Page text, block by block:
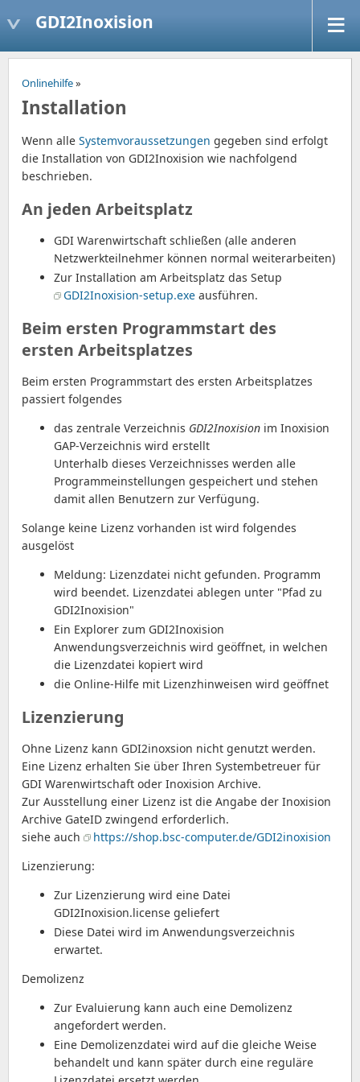
GDI2Inoxision
Onlinehilfe»
Installation
Wenn alle Systemvoraussetzungen gegeben sind erfolgt
die Installation von GDI2Inoxision wie nachfolgend
beschrieben.
An jeden Arbeitsplatz
GDI Warenwirtschaft schließen (alle anderen
Netzwerkteilnehmer können normal weiterarbeiten)
Zur Installation am Arbeitsplatz das Setup
GDI2Inoxision-setup.exe ausführen.
Beim ersten Programmstart des
ersten Arbeitsplatzes
Beim ersten Programmstart des ersten Arbeitsplatzes
passiert folgendes
das zentrale Verzeichnis GDI2Inoxision im Inoxision
GAP-Verzeichnis wird erstellt
Unterhalb dieses Verzeichnisses werden alle
Programmeinstellungen gespeichert und stehen
damit allen Benutzern zur Verfügung.
Solange keine Lizenz vorhanden ist wird folgendes
ausgelöst
Meldung: Lizenzdatei nicht gefunden. Programm
wird beendet. Lizenzdatei ablegen unter "Pfad zu
GDI2Inoxision"
Ein Explorer zum GDI2Inoxision
Anwendungsverzeichnis wird geöffnet, in welchen
die Lizenzdatei kopiert wird
die Online-Hilfe mit Lizenzhinweisen wird geöffnet
Lizenzierung
Ohne Lizenz kann GDI2inoxsion nicht genutzt werden.
Eine Lizenz erhalten Sie über Ihren Systembetreuer für
GDI Warenwirtschaft oder Inoxision Archive.
Zur Ausstellung einer Lizenz ist die Angabe der Inoxision
Archive GateID zwingend erforderlich.
siehe auch
https://shop.bsc-computer.de/GDI2inoxision
Lizenzierung:
Zur Lizenzierung wird eine Datei
GDI2Inoxision.license geliefert
Diese Datei wird im Anwendungsverzeichnis
erwartet.
Demolizenz
Zur Evaluierung kann auch eine Demolizenz
angefordert werden.
Eine Demolizenzdatei wird auf die gleiche Weise
behandelt und kann später durch eine reguläre